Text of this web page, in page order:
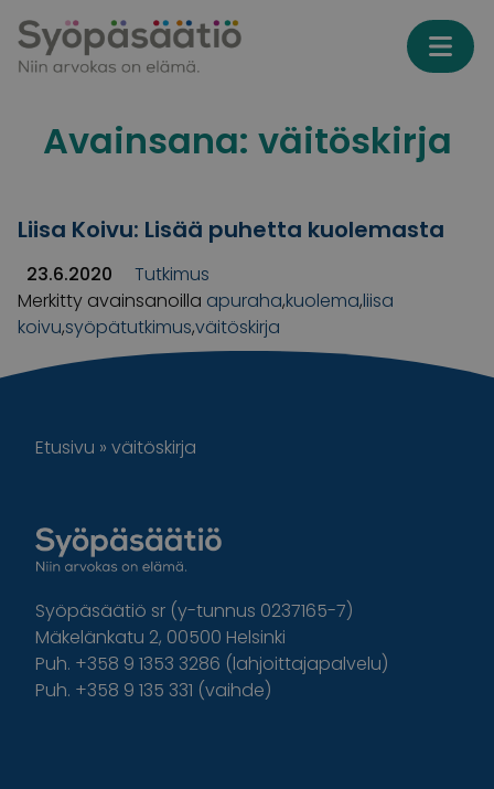
Avainsana: väitöskirja
Liisa Koivu: Lisää puhetta kuolemasta
23.6.2020
Tutkimus
Merkitty avainsanoilla apuraha,kuolema,liisa
koivu,syöpätutkimus,väitöskirja
Etusivu » väitöskirja
Syöpäsäätiö sr (y-tunnus 0237165-7)
Mäkelänkatu 2, 00500 Helsinki
Puh. +358 9 1353 3286 (lahjoittajapalvelu)
Puh. +358 9 135 331 (vaihde)